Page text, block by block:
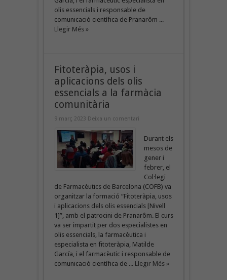
olis essencials i responsable de
comunicació científica de Pranarôm ...
Llegir Més »
Fitoteràpia, usos i
aplicacions dels olis
essencials a la farmàcia
comunitària
9 març 2023 Deixa un comentari
Durant els
mesos de
gener i
febrer, el
Col·legi
de Farmacèutics de Barcelona (COFB) va
organitzar la formació “Fitoteràpia, usos
i aplicacions dels olis essencials [Nivell
1]”, amb el patrocini de Pranarôm. El curs
va ser impartit per dos especialistes en
olis essencials, la farmacèutica i
especialista en fitoteràpia, Matilde
García, i el farmacèutic i responsable de
comunicació científica de ... Llegir Més »